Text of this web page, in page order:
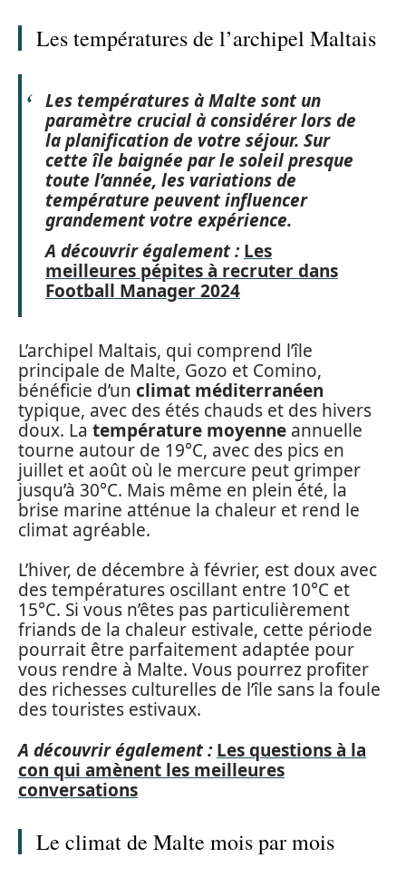
Les températures de l’archipel Maltais
Les températures à Malte sont un
paramètre crucial à considérer lors de
la planification de votre séjour. Sur
cette île baignée par le soleil presque
toute l’année, les variations de
température peuvent influencer
grandement votre expérience.
A découvrir également : Les
meilleures pépites à recruter dans
Football Manager 2024
L’archipel Maltais, qui comprend l’île
principale de Malte, Gozo et Comino,
bénéficie d’un climat méditerranéen
typique, avec des étés chauds et des hivers
doux. La température moyenne annuelle
tourne autour de 19°C, avec des pics en
juillet et août où le mercure peut grimper
jusqu’à 30°C. Mais même en plein été, la
brise marine atténue la chaleur et rend le
climat agréable.
L’hiver, de décembre à février, est doux avec
des températures oscillant entre 10°C et
15°C. Si vous n’êtes pas particulièrement
friands de la chaleur estivale, cette période
pourrait être parfaitement adaptée pour
vous rendre à Malte. Vous pourrez profiter
des richesses culturelles de l’île sans la foule
des touristes estivaux.
A découvrir également : Les questions à la
con qui amènent les meilleures
conversations
Le climat de Malte mois par mois